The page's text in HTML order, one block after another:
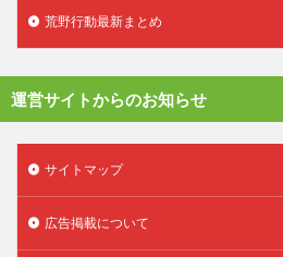
荒野行動最新まとめ
運営サイトからのお知らせ
サイトマップ
広告掲載について